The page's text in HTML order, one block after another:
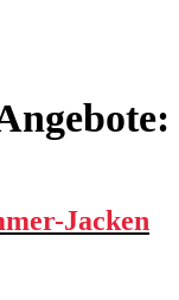
Jacken